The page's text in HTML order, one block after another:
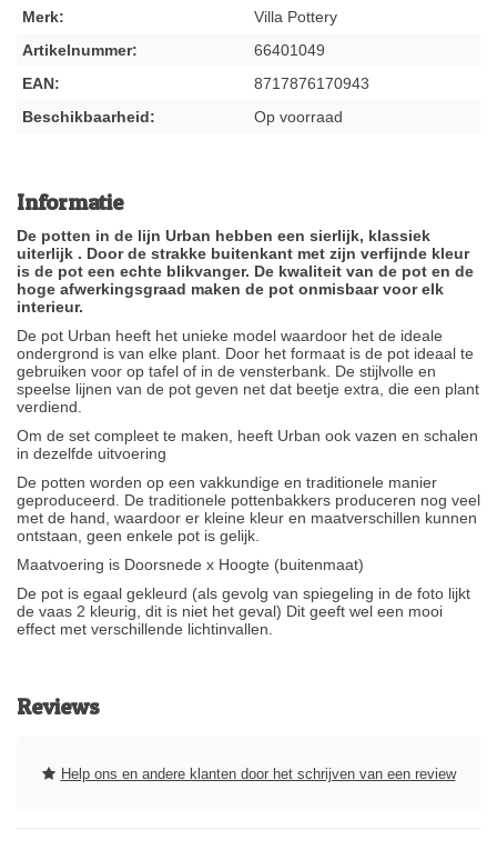
Merk:
Villa Pottery
Artikelnummer:
66401049
EAN:
8717876170943
Beschikbaarheid:
Op voorraad
Informatie
De potten in de lijn Urban hebben een sierlijk, klassiek
uiterlijk . Door de strakke buitenkant met zijn verfijnde kleur
is de pot een echte blikvanger. De kwaliteit van de pot en de
hoge afwerkingsgraad maken de pot onmisbaar voor elk
interieur.
De pot Urban heeft het unieke model waardoor het de ideale
ondergrond is van elke plant. Door het formaat is de pot ideaal te
gebruiken voor op tafel of in de vensterbank. De stijlvolle en
speelse lijnen van de pot geven net dat beetje extra, die een plant
verdiend.
Om de set compleet te maken, heeft Urban ook vazen en schalen
in dezelfde uitvoering
De potten worden op een vakkundige en traditionele manier
geproduceerd. De traditionele pottenbakkers produceren nog veel
met de hand, waardoor er kleine kleur en maatverschillen kunnen
ontstaan, geen enkele pot is gelijk.
Maatvoering is Doorsnede x Hoogte (buitenmaat)
De pot is egaal gekleurd (als gevolg van spiegeling in de foto lijkt
de vaas 2 kleurig, dit is niet het geval) Dit geeft wel een mooi
effect met verschillende lichtinvallen.
Reviews
Help ons en andere klanten door het schrijven van een review